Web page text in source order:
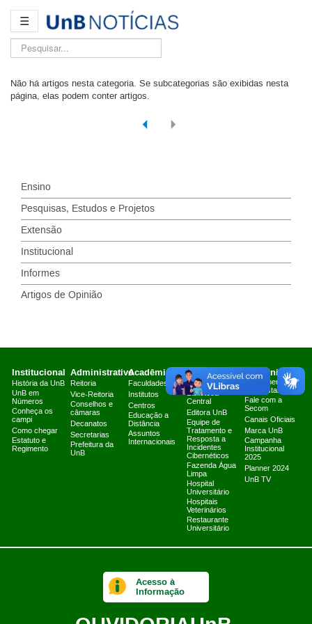
☰
Pesquisar...
Não há artigos nesta categoria. Se subcategorias são exibidas nesta
página, elas podem conter artigos.
Ensino
Pesquisas, Estudos e Projetos
Extensão
Institucional
Informes
Artigos de Opinião
Institucional
História da UnB
UnB em
Números
Conheça os
campi
Como chegar
Estatuto e
Regimento
Administrativo
Reitoria
Vice-Reitoria
Conselhos e
câmaras
Decanatos
Secretarias
Prefeitura da
UnB
Acadêmico
Faculdades
Institutos
Centros
Educação a
Distância
Assuntos
Internacionais
Serviços
Arquivo Central
Biblioteca
Central
Editora UnB
Equipe de
Tratamento e
Resposta a
Incidentes
Cibernéticos
Fazenda Água
Limpa
Hospital
Universitário
Hospitais
Veterinários
Restaurante
Universitário
Comunicação
Atendimento a
Jornalistas
Fale com a
Secom
Canais Oficiais
Marca UnB
Campanha
Institucional
2025
Planner 2024
UnB TV
Acesso à
Informação